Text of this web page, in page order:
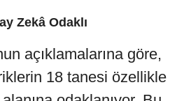
Zekâ Odaklı
açıklamalarına göre,
18 tanesi özellikle